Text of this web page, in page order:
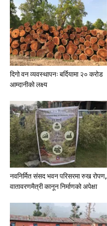
दिगो वन व्यवस्थापनः बर्दियामा २० करोड
आम्दानीको लक्ष्य
नवनिर्मित संसद भवन परिसरमा रुख रोपण,
वातावरणमैत्री कानून निर्माणको अपेक्षा